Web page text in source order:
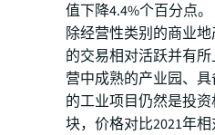
值下降4.4%个百分点。
除经营性类别的商业
的交易相对活跃并有
营中成熟的产业园、
的工业项目仍然是投
块，价格对比2021年相